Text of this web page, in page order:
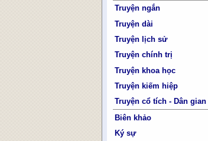
Truyện ngắn
Truyện dài
Truyện lịch sử
Truyện chính trị
Truyện khoa học
Truyện kiếm hiệp
Truyện cổ tích - Dân gian
Biên khảo
Ký sự